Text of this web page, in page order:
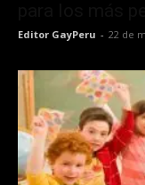
Editor GayPeru - 22 de